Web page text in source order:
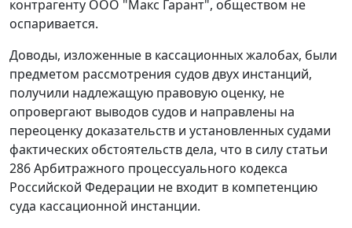
контрагенту ООО "Макс Гарант", обществом не
оспаривается.
Доводы, изложенные в кассационных жалобах, были
предметом рассмотрения судов двух инстанций,
получили надлежащую правовую оценку, не
опровергают выводов судов и направлены на
переоценку доказательств и установленных судами
фактических обстоятельств дела, что в силу статьи
286Арбитражного процессуального кодекса
Российской Федерации не входит в компетенцию
суда кассационной инстанции.